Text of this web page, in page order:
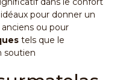
pour donner un
ou pour
tels que le
soutien